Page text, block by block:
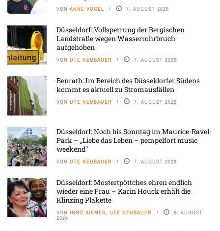
VON ANNE VOGEL 7. AUGUST 2026
Düsseldorf: Vollsperrung der Bergischen
Landstraße wegen Wasserrohrbruch
aufgehoben
VON UTE NEUBAUER 7. AUGUST 2026
Benrath: Im Bereich des Düsseldorfer Südens
kommt es aktuell zu Stromausfällen
VON UTE NEUBAUER 7. AUGUST 2026
Düsseldorf: Noch bis Sonntag im Maurice-Ravel-
Park – „Liebe das Leben – pempelfort music
weekend“
VON UTE NEUBAUER 7. AUGUST 2026
Düsseldorf: Mostertpöttches ehren endlich
wieder eine Frau – Karin Houck erhält die
Klinzing Plakette
VON INGO SIEMES, UTE NEUBAUER 6. AUGUST
2026